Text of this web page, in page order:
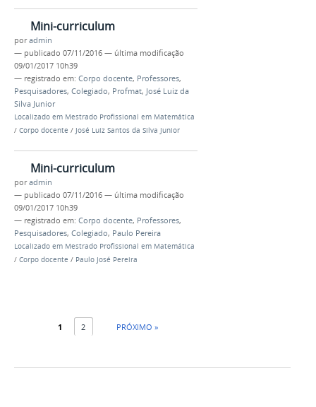
Mini-curriculum
poradmin
— publicado 07/11/2016 — última modificação
09/01/2017 10h39
— registrado em: Corpo docente, Professores,
Pesquisadores, Colegiado, Profmat, José Luiz da
Silva Junior
Localizado em Mestrado Profissional em Matemática
/ Corpo docente / José Luiz Santos da Silva Junior
Mini-curriculum
poradmin
— publicado 07/11/2016 — última modificação
09/01/2017 10h39
— registrado em: Corpo docente, Professores,
Pesquisadores, Colegiado, Paulo Pereira
Localizado em Mestrado Profissional em Matemática
/ Corpo docente / Paulo José Pereira
1 2 PRÓXIMO »